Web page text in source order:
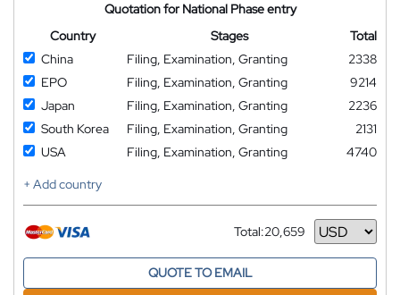
Quotation for National Phase entry
Country
Stages
Total
China
Filing, Examination, Granting
2338
EPO
Filing, Examination, Granting
9214
Japan
Filing, Examination, Granting
2236
South Korea
Filing, Examination, Granting
2131
USA
Filing, Examination, Granting
4740
+ Add country
Total:20,659
Currency
QUOTE TO EMAIL